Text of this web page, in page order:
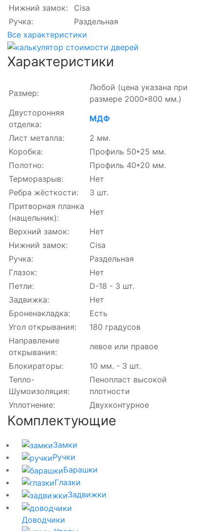
Нижний замок:
Cisa
Ручка:
Раздельная
Все характеристики
Характеристики
Размер:
Любой (цена указана при
размере 2000*800 мм.)
Двусторонняя
отделка:
МДФ
Лист металла:
2 мм.
Коробка:
Профиль 50*25 мм.
Полотно:
Профиль 40*20 мм.
Терморазрыв:
Нет
Ребра жёсткости:
3 шт.
Притворная планка
(нащельник):
Нет
Верхний замок:
Нет
Нижний замок:
Cisa
Ручка:
Раздельная
Глазок:
Нет
Петли:
D-18 - 3 шт.
Задвижка:
Нет
Броненакладка:
Есть
Угол открывания:
180 градусов
Направление
открывания:
левое или правое
Блокираторы:
10 мм. - 3 шт.
Тепло-
Шумоизоляция:
Пенопласт высокой
плотности
Уплотнение:
Двухконтурное
Комплектующие
Замки
Ручки
Барашки
Глазки
Задвижки
Доводчики